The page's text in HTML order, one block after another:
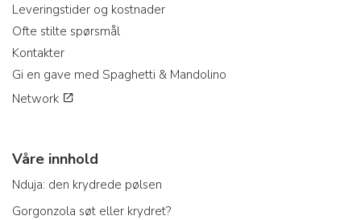
Leveringstider og kostnader
Ofte stilte spørsmål
Kontakter
Gi en gave med Spaghetti & Mandolino
Network
Våre innhold
Nduja: den krydrede pølsen
Gorgonzola søt eller krydret?